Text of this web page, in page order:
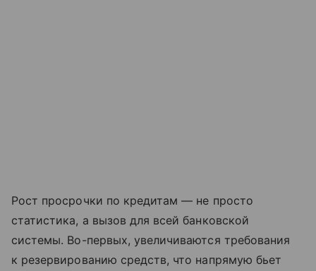
Рост просрочки по кредитам — не просто
статистика, а вызов для всей банковской
системы. Во-первых, увеличиваются требования
к резервированию средств, что напрямую бьет